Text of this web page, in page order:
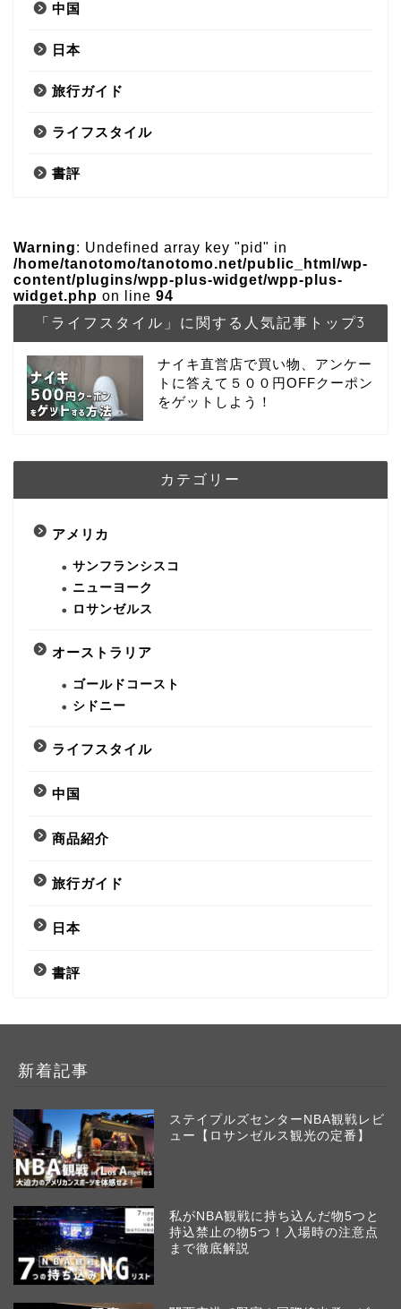
中国
日本
旅行ガイド
ライフスタイル
書評
Warning: Undefined array key "pid" in
/home/tanotomo/tanotomo.net/public_html/wp-
content/plugins/wpp-plus-widget/wpp-plus-
widget.php on line 94
「ライフスタイル」に関する人気記事トップ3
ナイキ直営店で買い物、アンケー
トに答えて５００円OFFクーポン
をゲットしよう！
カテゴリー
アメリカ
サンフランシスコ
ニューヨーク
ロサンゼルス
オーストラリア
ゴールドコースト
シドニー
ライフスタイル
中国
商品紹介
旅行ガイド
日本
書評
新着記事
ステイプルズセンターNBA観戦レビ
ュー【ロサンゼルス観光の定番】
私がNBA観戦に持ち込んだ物5つと
持込禁止の物5つ！入場時の注意点
まで徹底解説